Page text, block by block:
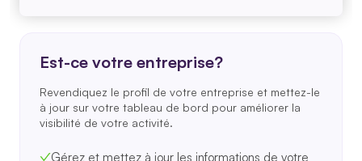
Est-ce votre entreprise?
Revendiquez le profil de votre entreprise et mettez-le
à jour sur votre tableau de bord pour améliorer la
visibilité de votre activité.
Gérez et mettez à jour les informations de votre